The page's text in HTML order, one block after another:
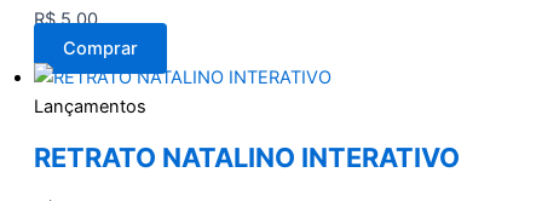
R$5,00
Comprar
Lançamentos
RETRATO NATALINO INTERATIVO